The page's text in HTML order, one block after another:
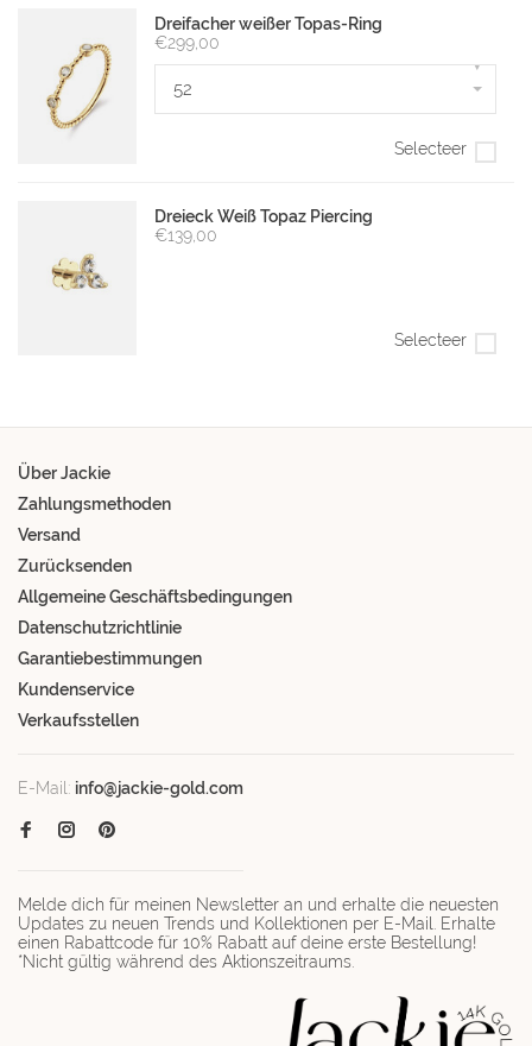
Dreifacher weißer Topas-Ring
€299,00
52
▾
Selecteer
Dreieck Weiß Topaz Piercing
€139,00
Selecteer
Über Jackie
Zahlungsmethoden
Versand
Zurücksenden
Allgemeine Geschäftsbedingungen
Datenschutzrichtlinie
Garantiebestimmungen
Kundenservice
Verkaufsstellen
E-Mail: info@jackie-gold.com
Melde dich für meinen Newsletter an und erhalte die neuesten
Updates zu neuen Trends und Kollektionen per E-Mail. Erhalte
einen Rabattcode für 10% Rabatt auf deine erste Bestellung!
*Nicht gültig während des Aktionszeitraums.